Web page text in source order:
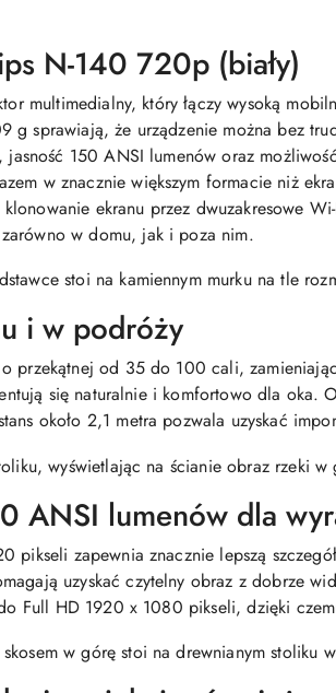
N-140 720p (biały)
multimedialny, który łączy wysoką
g sprawiają, że urządzenie można bez
150 ANSI lumenów oraz
w znacznie większym formacie niż
ekranu przez dwuzakresowe
w domu, jak i poza nim.
i w podróży
przekątnej od 35 do 100 cali,
się naturalnie i komfortowo dla
około 2,1 metra pozwala uzyskać
ANSI lumenów dla
pikseli zapewnia znacznie lepszą
uzyskać czytelny obraz z dobrze
Full HD 1920 x 1080 pikseli, dzięki